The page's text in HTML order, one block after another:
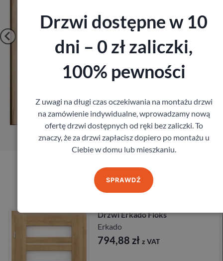
Zamów pomiar
Produkty marki Erkado
Drzwi Erkado Kamelia
Erkado
724,68zł z VAT
Drzwi dostępne w 10
dni – 0 zł zaliczki,
100% pewności
Z uwagi na długi czas oczekiwania na montażu drzwi
na zamówienie indywidualne, wprowadzamy nową
ofertę drzwi dostępnych od ręki bez zaliczki. To
znaczy, że za drzwi zapłacisz dopiero po montażu u
Ciebie w domu lub mieszkaniu.
SPRAWDŹ